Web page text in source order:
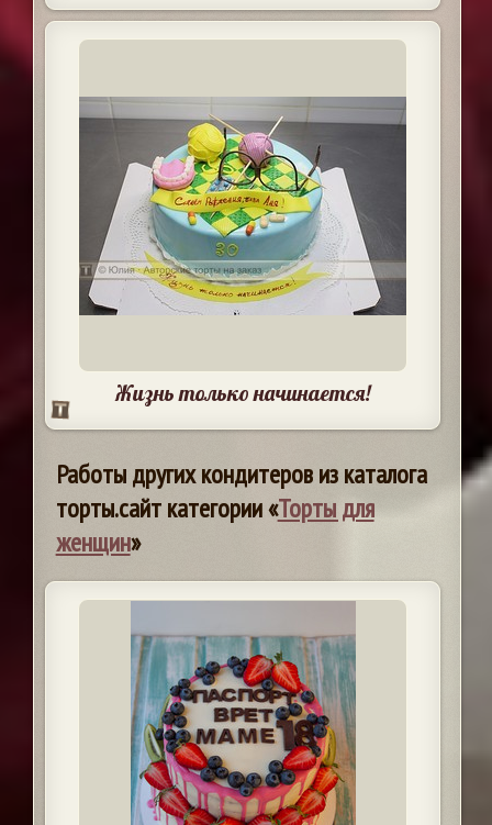
Жизнь только начинается!
Работы других кондитеров из каталога
торты.сайт категории «Торты для
женщин»